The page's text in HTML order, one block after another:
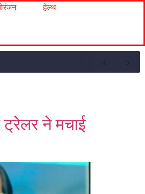
हेल्थ
ट्रेलर ने मचाई